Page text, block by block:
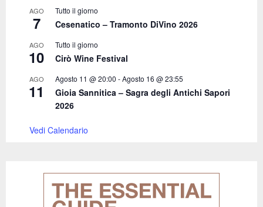
AGO
7
Tutto il giorno
Cesenatico – Tramonto DiVino 2026
AGO
10
Tutto il giorno
Cirò Wine Festival
AGO
11
Agosto 11 @ 20:00 -Agosto 16 @ 23:55
Gioia Sannitica – Sagra degli Antichi Sapori
2026
Vedi Calendario